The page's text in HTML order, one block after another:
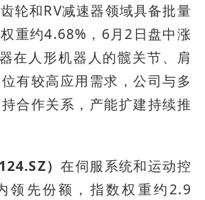
轮和RV减速器领域具备批量
重约4.68%，6月2日盘中涨
在人形机器人的髋关节、肩
有较高应用需求，公司与多
合作关系，产能扩建持续推
）在伺服系统和运动控
领先份额，指数权重约2.9